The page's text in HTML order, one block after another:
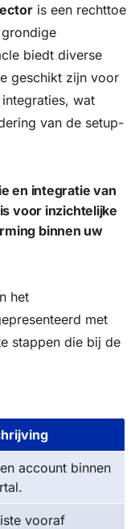
is een rechttoe
biedt diverse
geschikt zijn voor
wat
van de setup-
en integratie van
voor inzichtelijke
binnen uw
het
met
stappen die bij de
account binnen
vooraf